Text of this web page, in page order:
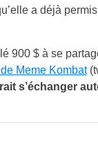
a déjà
900 $ à se
Meme Kombat
s’échanger